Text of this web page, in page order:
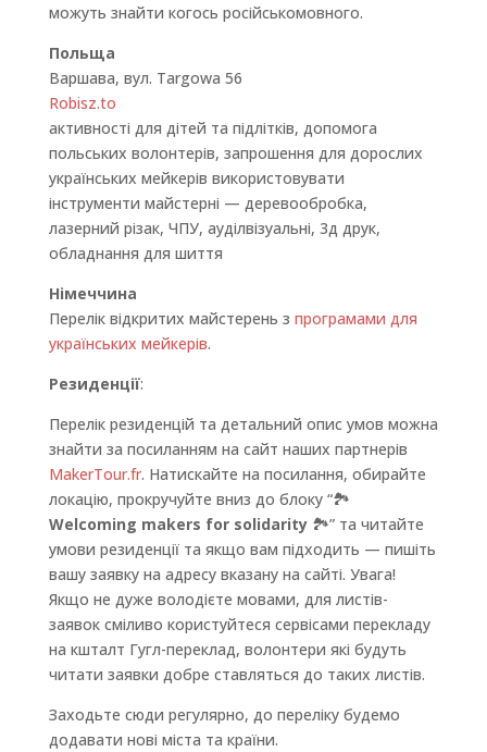
можуть знайти когось російськомовного.
Польща
Варшава, вул. Targowa 56
Robisz.to
активності для дітей та підлітків, допомога
польських волонтерів, запрошення для дорослих
українських мейкерів використовувати
інструменти майстерні — деревообробка,
лазерний різак, ЧПУ, ауділвізуальні, 3д друк,
обладнання для шиття
Німеччина
Перелік відкритих майстерень з програмами для
українських мейкерів.
Резиденції:
Перелік резиденцій та детальний опис умов можна
знайти за посиланням на сайт наших партнерів
MakerTour.fr. Натискайте на посилання, обирайте
локацію, прокручуйте вниз до блоку “🏞
Welcoming makers for solidarity🏞” та читайте
умови резиденції та якщо вам підходить — пишіть
вашу заявку на адресу вказану на сайті. Увага!
Якщо не дуже володієте мовами, для листів-
заявок сміливо користуйтеся сервісами перекладу
на кшталт Гугл-переклад, волонтери які будуть
читати заявки добре ставляться до таких листів.
Заходьте сюди регулярно, до переліку будемо
додавати нові міста та країни.